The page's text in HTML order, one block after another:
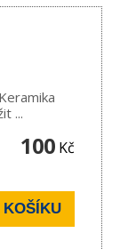
...
100 Kč
KOŠÍKU